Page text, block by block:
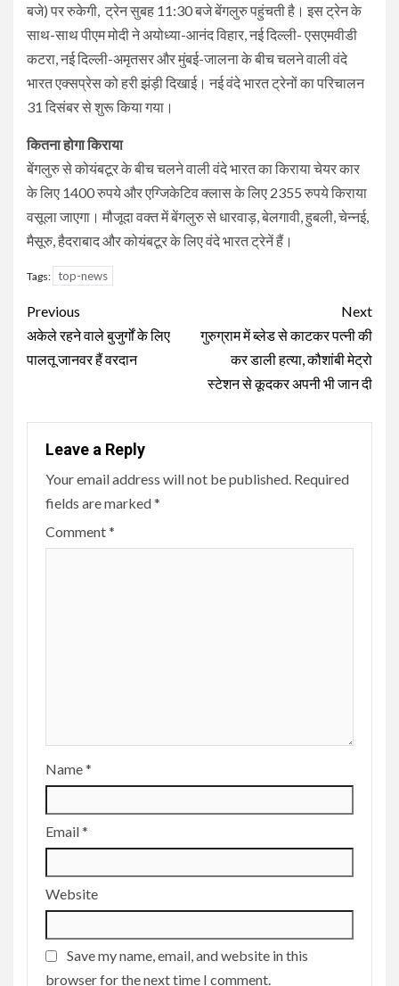
बजे) पर रुकेगी, ट्रेन सुबह 11:30 बजे बेंगलुरु पहुंचती है। इस ट्रेन के
साथ-साथ पीएम मोदी ने अयोध्या-आनंद विहार, नई दिल्ली- एसएमवीडी
कटरा, नई दिल्ली-अमृतसर और मुंबई-जालना के बीच चलने वाली वंदे
भारत एक्सप्रेस को हरी झंड़ी दिखाई। नई वंदे भारत ट्रेनों का परिचालन
31 दिसंबर से शुरू किया गया।
कितना होगा किराया
बेंगलुरु से कोयंबटूर के बीच चलने वाली वंदे भारत का किराया चेयर कार
के लिए 1400 रुपये और एग्जिकेटिव क्लास के लिए 2355 रुपये किराया
वसूला जाएगा। मौजूदा वक्त में बेंगलुरु से धारवाड़, बेलगावी, हुबली, चेन्नई,
मैसूरु, हैदराबाद और कोयंबटूर के लिए वंदे भारत ट्रेनें हैं।
Tags: top-news
Continue
Reading
Previous
अकेले रहने वाले बुजुर्गों के लिए
पालतू जानवर हैं वरदान
Next
गुरुग्राम में ब्लेड से काटकर पत्नी की
कर डाली हत्या, कौशांबी मेट्रो
स्टेशन से कूदकर अपनी भी जान दी
Leave a Reply
Your email address will not be published. Required
fields are marked*
Comment*
Name*
Email*
Website
Save my name, email, and website in this
browser for the next time I comment.